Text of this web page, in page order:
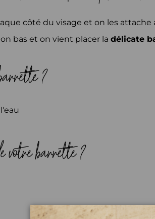
côté du visage et on les attache
bas et on vient placer la délicate
?
votre barrette ?